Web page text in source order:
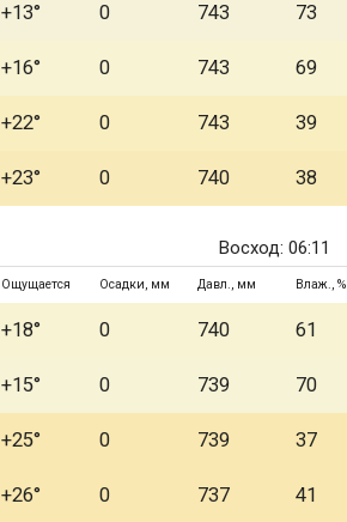
+13° 0 743 73
+16° 0 743 69
+22° 0 743 39
+23° 0 740 38
Восход: 06:11
Ощущается Осадки, мм Давл., мм Влаж., %
+18° 0 740 61
+15° 0 739 70
+25° 0 739 37
+26° 0 737 41